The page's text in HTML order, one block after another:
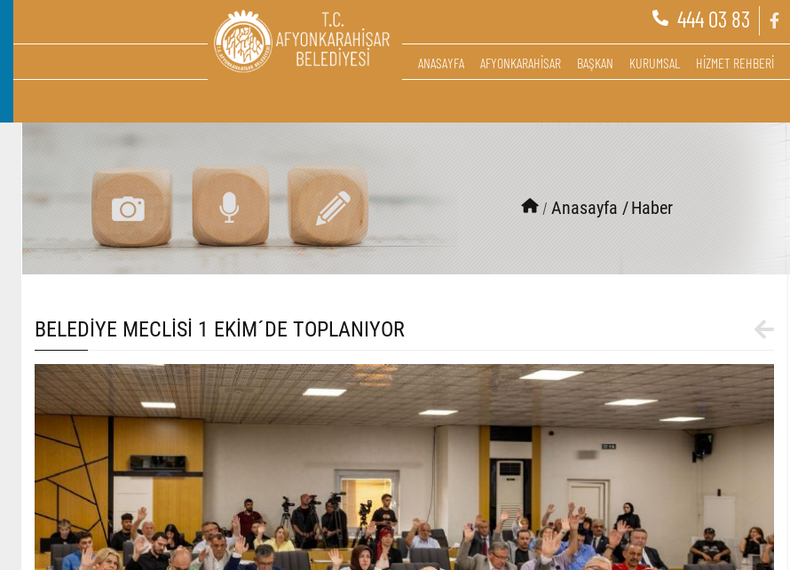
444 03 83
ANASAYFA AFYONKARAHİSAR BAŞKAN KURUMSAL HİZMET REHBERİ
/ Anasayfa /Haber
BELEDİYE MECLİSİ 1 EKİM´DE TOPLANIYOR